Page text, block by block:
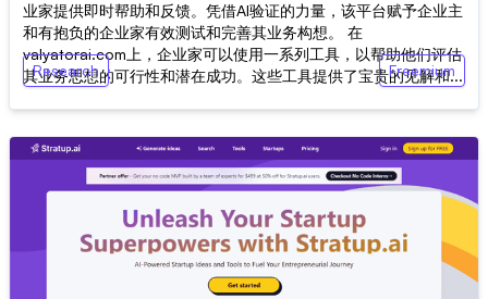
业家提供即时帮助和反馈。凭借AI验证的力量，该平台赋予企业主
和有抱负的企业家有效测试和完善其业务构想。 在
valyatorai.com上，企业家可以使用一系列工具，以帮助他们评估
其业务思想的可行性和潜在成功。这些工具提供了宝贵的见解和...
Research Freemium